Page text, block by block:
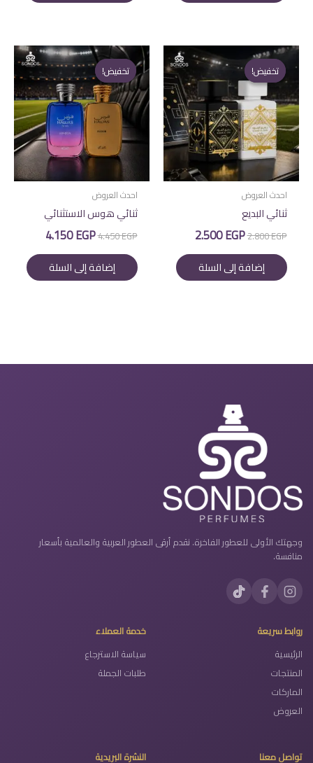
تخفيض!
تخفيض!
احدث العروض
ثنائي البديع
2.800EGP السعر
الأصلي
هو:
2.800 EGP.
2.500EGP
هو:
2.500 EGP. إضافة إلى السلة
تخفيض!
تخفيض!
احدث العروض
ثنائي هوس الاستثنائي
4.450EGP السعر
الأصلي
هو:
4.450 EGP.
4.150EGP
هو:
4.150 EGP. إضافة إلى السلة
وجهتك الأولى للعطور الفاخرة. نقدم أرقى العطور العربية والعالمية بأسعار
منافسة.
روابط سريعة
الرئيسية
المنتجات
الماركات
العروض
خدمة العملاء
سياسة الاسترجاع
طلبات الجملة
تواصل معنا النشرة البريدية